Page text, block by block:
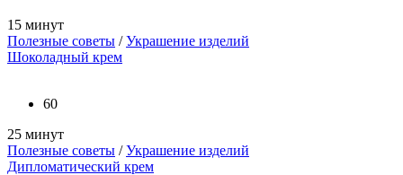
15 минут
Полезные советы /Украшение изделий
Шоколадный крем
60
25 минут
Полезные советы /Украшение изделий
Дипломатический крем